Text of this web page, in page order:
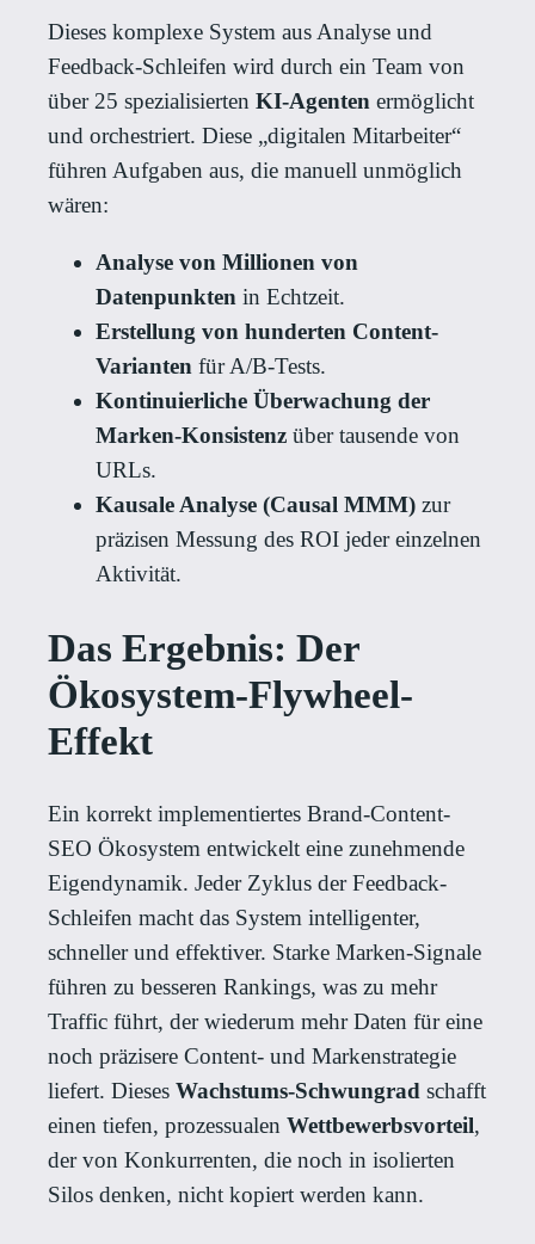
Dieses komplexe System aus Analyse und
Feedback-Schleifen wird durch ein Team von
über 25 spezialisierten KI-Agenten ermöglicht
und orchestriert. Diese „digitalen Mitarbeiter“
führen Aufgaben aus, die manuell unmöglich
wären:
Analyse von Millionen von
Datenpunkten in Echtzeit.
Erstellung von hunderten Content-
Varianten für A/B-Tests.
Kontinuierliche Überwachung der
Marken-Konsistenz über tausende von
URLs.
Kausale Analyse (Causal MMM) zur
präzisen Messung des ROI jeder einzelnen
Aktivität.
Das Ergebnis: Der
Ökosystem-Flywheel-
Effekt
Ein korrekt implementiertes Brand-Content-
SEO Ökosystem entwickelt eine zunehmende
Eigendynamik. Jeder Zyklus der Feedback-
Schleifen macht das System intelligenter,
schneller und effektiver. Starke Marken-Signale
führen zu besseren Rankings, was zu mehr
Traffic führt, der wiederum mehr Daten für eine
noch präzisere Content- und Markenstrategie
liefert. Dieses Wachstums-Schwungrad schafft
einen tiefen, prozessualen Wettbewerbsvorteil,
der von Konkurrenten, die noch in isolierten
Silos denken, nicht kopiert werden kann.